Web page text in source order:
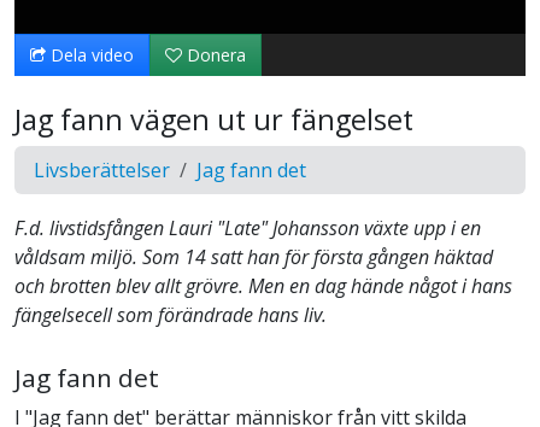
video
Dela video Donera
Jag fann vägen ut ur fängelset
Livsberättelser Jag fann det
F.d. livstidsfången Lauri "Late" Johansson växte upp i en
våldsam miljö. Som 14 satt han för första gången häktad
och brotten blev allt grövre. Men en dag hände något i hans
fängelsecell som förändrade hans liv.
Jag fann det
I "Jag fann det" berättar människor från vitt skilda